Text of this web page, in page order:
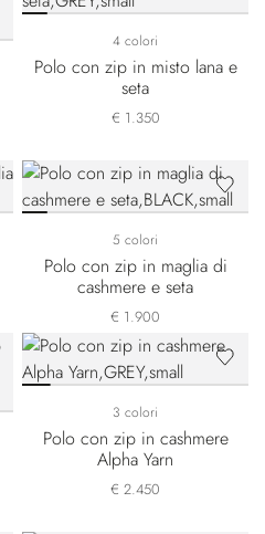
4 colori
Polo con zip in misto lana e
seta
€ 1.350
5 colori
Polo con zip in maglia di
cashmere e seta
€ 1.900
3 colori
Polo con zip in cashmere
Alpha Yarn
€ 2.450